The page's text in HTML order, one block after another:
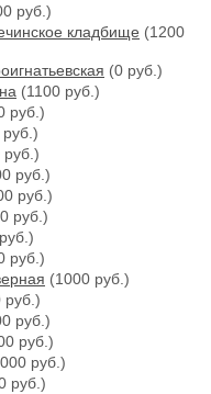
руб.)
кладбище (1200
(0 руб.)
(1100 руб.)
руб.)
руб.)
руб.)
руб.)
руб.)
руб.)
(1000 руб.)
руб.)
руб.)
руб.)
руб.)
руб.)